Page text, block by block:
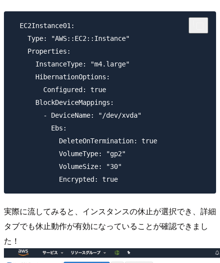
  EC2Instance01:
    Type: "AWS::EC2::Instance"
    Properties:
      InstanceType: "m4.large"
      HibernationOptions:
        Configured: true
      BlockDeviceMappings:
        - DeviceName: "/dev/xvda"
          Ebs:
            DeleteOnTermination: true
            VolumeType: "gp2"
            VolumeSize: "30"
実際に流してみると、インスタンスの休止が選択でき、詳細
タブでも休止動作が有効になっていることが確認できまし
た！